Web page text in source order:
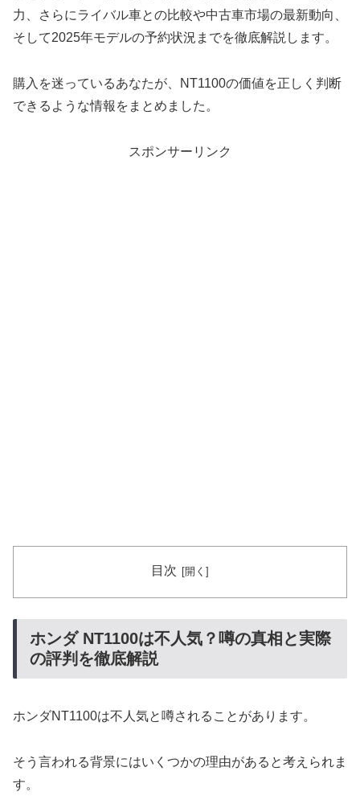
力、さらにライバル車との比較や中古車市場の最新動向、
そして2025年モデルの予約状況までを徹底解説します。
購入を迷っているあなたが、NT1100の価値を正しく判断
できるような情報をまとめました。
スポンサーリンク
目次
ホンダ NT1100は不人気？噂の真相と実際
の評判を徹底解説
ホンダNT1100は不人気と噂されることがあります。
そう言われる背景にはいくつかの理由があると考えられま
す。